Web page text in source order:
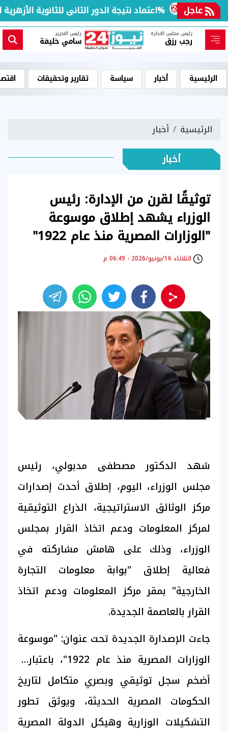
عاجل اعتماد نتيجة الدور الثانى للثانوية الأزهرية لمعاهد فلسطين بنسبة نجاح 97.7%
رئيس مجلس الادارة
رجب رزق
رئيس التحرير
سامي خليفة
الرئيسية أخبار سياسة تقارير وتحقيقات
الرئيسية أخبار
أخبار
توثيقًا لقرن من الإدارة: رئيس
الوزراء يشهد إطلاق موسوعة
"الوزارات المصرية منذ عام 1922"
الثلاثاء 16/يونيو/2026 - 06:49 م
شهد الدكتور مصطفى مدبولي، رئيس
مجلس الوزراء، اليوم، إطلاق أحدث إصدارات
مركز الوثائق الاستراتيجية، الذراع التوثيقية
لمركز المعلومات ودعم اتخاذ القرار بمجلس
الوزراء، وذلك على هامش مشاركته في
فعالية إطلاق "بوابة معلومات التجارة
الخارجية" بمقر مركز المعلومات ودعم اتخاذ
القرار بالعاصمة الجديدة.
جاءت الإصدارة الجديدة تحت عنوان: "موسوعة
الوزارات المصرية منذ عام 1922"، باعتبارها
أضخم سجل توثيقي وبصري متكامل لتاريخ
الحكومات المصرية الحديثة، ويوثق تطور
التشكيلات الوزارية وهيكل الدولة المصرية